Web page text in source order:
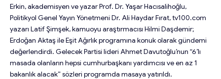
Erkin, akademisyen ve yazar Prof. Dr. Yaşar Hacısalihoğlu,
Politikyol Genel Yayın Yönetmeni Dr. Ali Haydar Fırat, tv100.com
yazarı Latif Şimşek, kamuoyu araştırmacısı Hilmi Daşdemir;
Erdoğan Aktaş ile Eşit Ağırlık programına konuk olarak gündemi
değerlendirdi. Gelecek Partisi lideri Ahmet Davutoğlu’nun “6’lı
masada olanların hepsi cumhurbaşkanı yardımcısı ve en az 1
bakanlık alacak” sözleri programda masaya yatırıldı.